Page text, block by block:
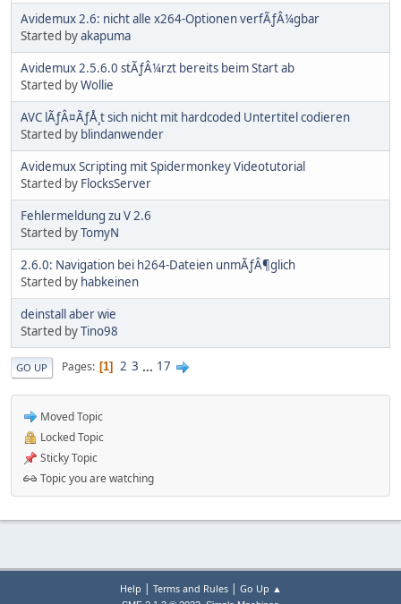
Avidemux 2.6: nicht alle x264-Optionen verfÃƒÂ¼gbar
Started byakapuma
Avidemux 2.5.6.0 stÃƒÂ¼rzt bereits beim Start ab
Started byWollie
AVC lÃƒÂ¤ÃƒÅ¸t sich nicht mit hardcoded Untertitel codieren
Started by blindanwender
Avidemux Scripting mit Spidermonkey Videotutorial
Started by FlocksServer
Fehlermeldung zu V 2.6
Started byTomyN
2.6.0: Navigation bei h264-Dateien unmÃƒÂ¶glich
Started by habkeinen
deinstall aber wie
Started byTino98
GO UP Pages 1 2 3 ... 17
Moved Topic
Locked Topic
Sticky Topic
Topic you are watching
Help | Terms and Rules| Go Up ▲